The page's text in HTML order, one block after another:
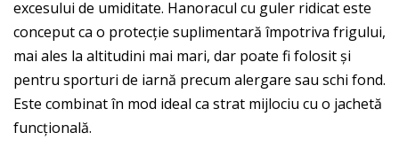
excesului de umiditate. Hanoracul cu guler ridicat este
conceput ca o protecție suplimentară împotriva frigului,
mai ales la altitudini mai mari, dar poate fi folosit și
pentru sporturi de iarnă precum alergare sau schi fond.
Este combinat în mod ideal ca strat mijlociu cu o jachetă
funcțională.